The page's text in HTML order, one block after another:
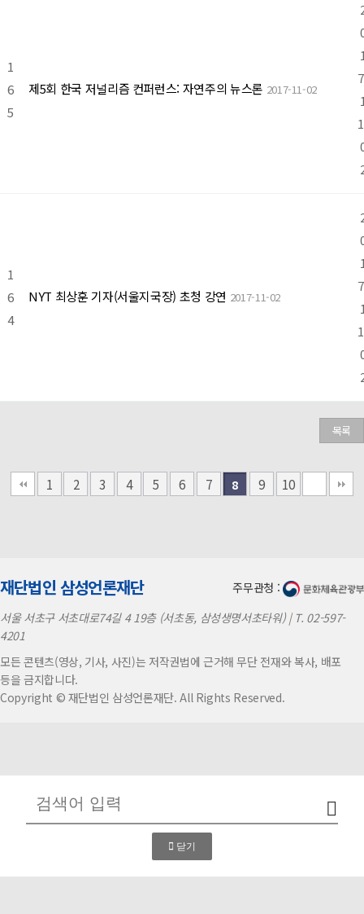
1
6
5
제5회 한국 저널리즘 컨퍼런스: 자연주의 뉴스론 2017-11-02
1
6
4
NYT 최상훈 기자(서울지국장) 초청 강연 2017-11-02
목록
1 2 3 4 5 6 7 8 9 10
재단법인 삼성언론재단
주무관청 :
서울 서초구 서초대로74길 4 19층 (서초동, 삼성생명서초타워) | T. 02-597-
4201
모든 콘텐츠(영상, 기사, 사진)는 저작권법에 근거해 무단 전재와 복사, 배포
등을 금지합니다.
Copyright © 재단법인 삼성언론재단. All Rights Reserved.
닫기